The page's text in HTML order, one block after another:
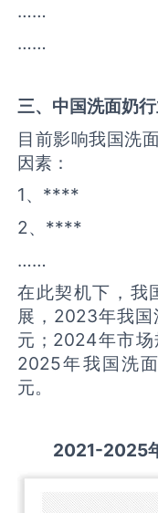
……
……
三、中国洗面奶
目前影响我国洗
因素：
1、****
2、****
……
在此契机下，我
展，2023年我
元；2024年市
2025年我国洗
元。
2021-2025